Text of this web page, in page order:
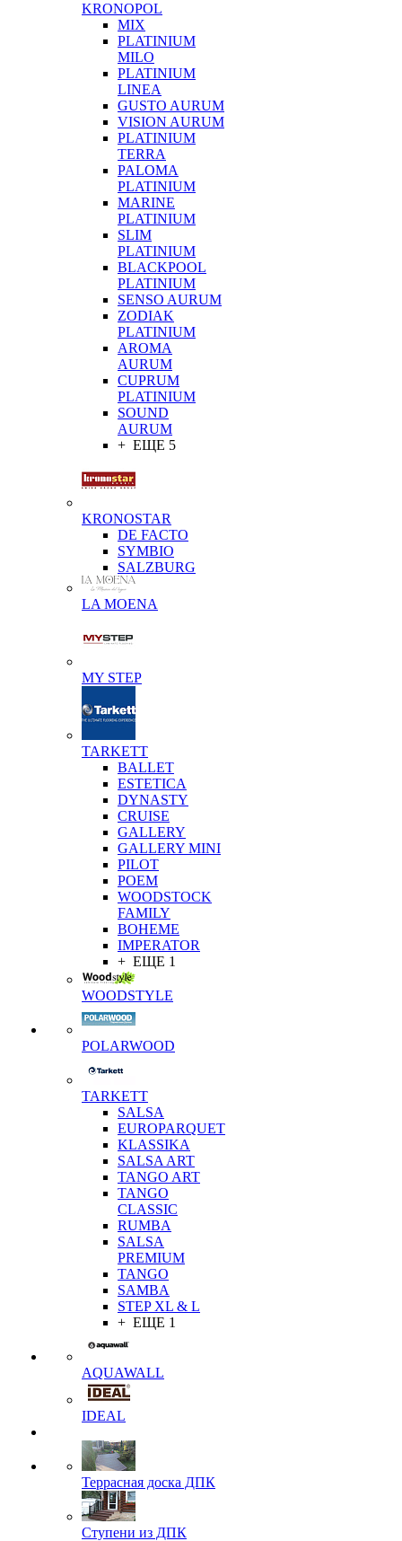
KRONOPOL
MIX
PLATINIUM
MILO
PLATINIUM
LINEA
GUSTO AURUM
VISION AURUM
PLATINIUM
TERRA
PALOMA
PLATINIUM
MARINE
PLATINIUM
SLIM
PLATINIUM
BLACKPOOL
PLATINIUM
SENSO AURUM
ZODIAK
PLATINIUM
AROMA
AURUM
CUPRUM
PLATINIUM
SOUND
AURUM
+ ЕЩЕ 5
KRONOSTAR
DE FACTO
SYMBIO
SALZBURG
LA MOENA
MY STEP
TARKETT
BALLET
ESTETICA
DYNASTY
CRUISE
GALLERY
GALLERY MINI
PILOT
POEM
WOODSTOCK
FAMILY
BOHEME
IMPERATOR
+ ЕЩЕ 1
WOODSTYLE
POLARWOOD
TARKETT
SALSA
EUROPARQUET
KLASSIKA
SALSA ART
TANGO ART
TANGO
CLASSIC
RUMBA
SALSA
PREMIUM
TANGO
SAMBA
STEP XL & L
+ ЕЩЕ 1
AQUAWALL
IDEAL
Террасная доска ДПК
Ступени из ДПК